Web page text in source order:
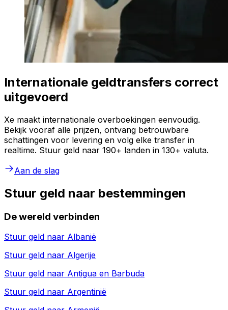
Internationale geldtransfers correct
uitgevoerd
Xe maakt internationale overboekingen eenvoudig.
Bekijk vooraf alle prijzen, ontvang betrouwbare
schattingen voor levering en volg elke transfer in
realtime. Stuur geld naar 190+ landen in 130+ valuta.
Aan de slag
Stuur geld naar bestemmingen
De wereld verbinden
Stuur geld naar Albanië
Stuur geld naar Algerije
Stuur geld naar Antigua en Barbuda
Stuur geld naar Argentinië